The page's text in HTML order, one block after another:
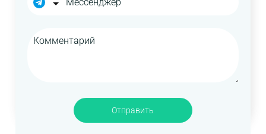
Отправить